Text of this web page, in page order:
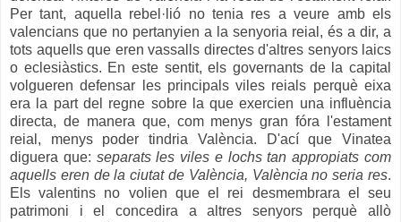
Per tant, aquella rebel·lió no tenia res a veure amb els
valencians que no pertanyien a la senyoria reial, és a dir, a
tots aquells que eren vassalls directes d'altres senyors laics
o eclesiàstics. En este sentit, els governants de la capital
volgueren defensar les principals viles reials perquè eixa
era la part del regne sobre la que exercien una influència
directa, de manera que, com menys gran fóra l'estament
reial, menys poder tindria València. D'ací que Vinatea
diguera que: separats les viles e lochs tan appropiats com
aquells eren de la ciutat de València, València no seria res.
Els valentins no volien que el rei desmembrara el seu
patrimoni i el concedira a altres senyors perquè allò